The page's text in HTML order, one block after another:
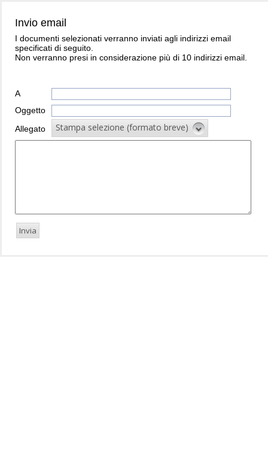
Invio email
I documenti selezionati verranno inviati agli indirizzi email
specificati di seguito.
Non verranno presi in considerazione più di 10 indirizzi email.
A
Oggetto
Allegato
Stampa selezione (formato breve)